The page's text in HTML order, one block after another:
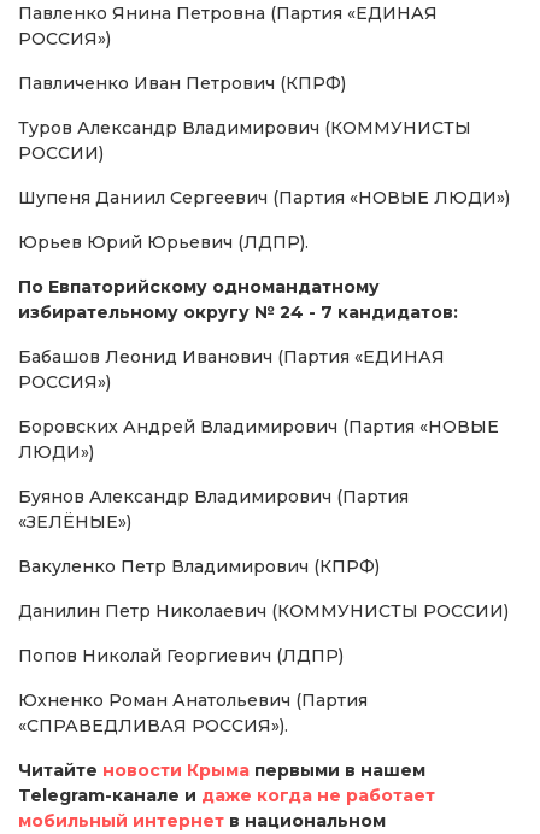
Павленко Янина Петровна (Партия «ЕДИНАЯ
РОССИЯ»)
Павличенко Иван Петрович (КПРФ)
Туров Александр Владимирович (КОММУНИСТЫ
РОССИИ)
Шупеня Даниил Сергеевич (Партия «НОВЫЕ ЛЮДИ»)
Юрьев Юрий Юрьевич (ЛДПР).
По Евпаторийскому одномандатному
избирательному округу № 24 - 7 кандидатов:
Бабашов Леонид Иванович (Партия «ЕДИНАЯ
РОССИЯ»)
Боровских Андрей Владимирович (Партия «НОВЫЕ
ЛЮДИ»)
Буянов Александр Владимирович (Партия
«ЗЕЛЁНЫЕ»)
Вакуленко Петр Владимирович (КПРФ)
Данилин Петр Николаевич (КОММУНИСТЫ РОССИИ)
Попов Николай Георгиевич (ЛДПР)
Юхненко Роман Анатольевич (Партия
«СПРАВЕДЛИВАЯ РОССИЯ»).
Читайте новости Крыма первыми в нашем
Telegram-канале и даже когда не работает
мобильный интернет в национальном